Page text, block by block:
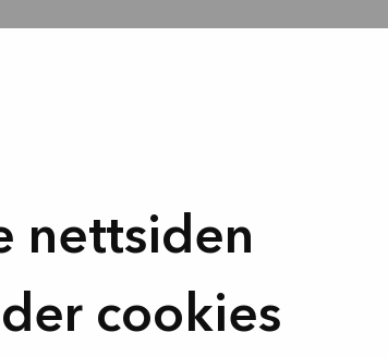
nettsiden
cookies